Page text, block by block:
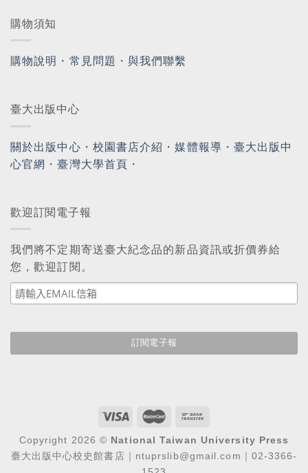
購物須知
購物說明 ・ 常見問題 ・與我們聯繫
臺大出版中心
關於出版中心 ・ 校園書店介紹 ・媒體報導 ・ 臺大出版中
心官網 ・臺灣大學首頁 ・
歡迎訂閱電子報
我們將不定期寄送臺大紀念品的新品資訊或折價券給
您，歡迎訂閱。
Copyright 2026 © National Taiwan University Press
臺大出版中心校史館書店｜ntuprslib@gmail.com｜02-3366-